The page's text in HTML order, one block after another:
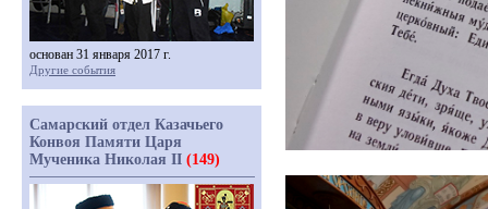
основан 31 января 2017 г.
Другие события
Самарский отдел Казачьего
Конвоя Памяти Царя
Мученика Николая II (149)